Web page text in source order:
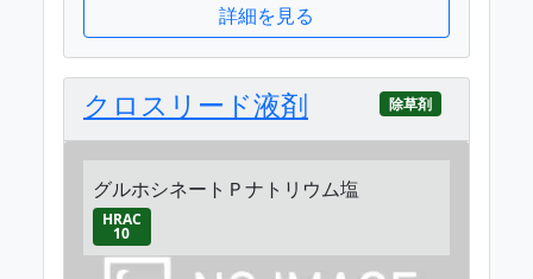
詳細を見る
クロスリード液剤 除草剤
グルホシネートＰナトリウム塩
HRAC
10